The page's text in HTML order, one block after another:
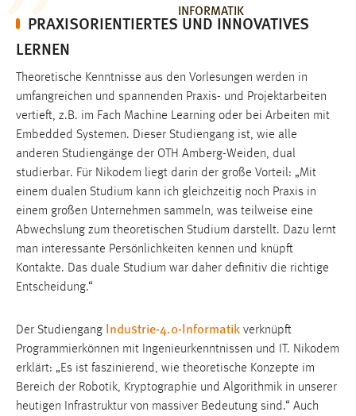
INFORMATIK
PRAXISORIENTIERTES UND INNOVATIVES
LERNEN
Theoretische Kenntnisse aus den Vorlesungen werden in
umfangreichen und spannenden Praxis- und Projektarbeiten
vertieft, z.B. im Fach Machine Learning oder bei Arbeiten mit
Embedded Systemen. Dieser Studiengang ist, wie alle
anderen Studiengänge der OTH Amberg-Weiden, dual
studierbar. Für Nikodem liegt darin der große Vorteil: „Mit
einem dualen Studium kann ich gleichzeitig noch Praxis in
einem großen Unternehmen sammeln, was teilweise eine
Abwechslung zum theoretischen Studium darstellt. Dazu lernt
man interessante Persönlichkeiten kennen und knüpft
Kontakte. Das duale Studium war daher definitiv die richtige
Entscheidung.“
Der Studiengang Industrie-4.0-Informatik verknüpft
Programmierkönnen mit Ingenieurkenntnissen und IT. Nikodem
erklärt: „Es ist faszinierend, wie theoretische Konzepte im
Bereich der Robotik, Kryptographie und Algorithmik in unserer
heutigen Infrastruktur von massiver Bedeutung sind.“ Auch